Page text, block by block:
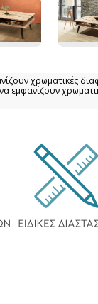
χρωματικές
εμφανίζουν